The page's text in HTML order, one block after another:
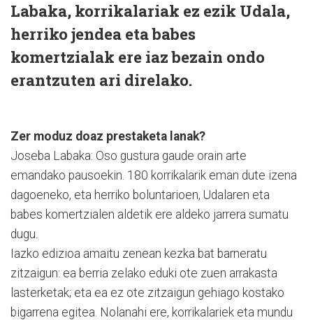
Labaka, korrikalariak ez ezik Udala,
herriko jendea eta babes
komertzialak ere iaz bezain ondo
erantzuten ari direlako.
Zer moduz doaz prestaketa lanak?
Joseba Labaka: Oso gustura gaude orain arte
emandako pausoekin. 180 korrikalarik eman dute izena
dagoeneko, eta herriko boluntarioen, Udalaren eta
babes komertzialen aldetik ere aldeko jarrera sumatu
dugu.
Iazko edizioa amaitu zenean kezka bat barneratu
zitzaigun: ea berria zelako eduki ote zuen arrakasta
lasterketak; eta ea ez ote zitzaigun gehiago kostako
bigarrena egitea. Nolanahi ere, korrikalariek eta mundu